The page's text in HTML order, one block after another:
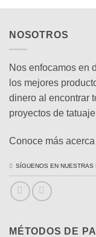
NOSOTROS
Nos enfocamos en
los mejores
dinero al encontrar
proyectos de
Conoce más
SÍGUENOS EN NUESTRAS
MÉTODOS DE